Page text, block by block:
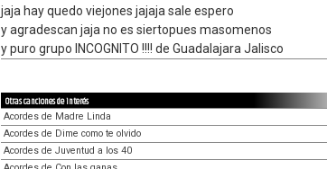
jaja hay quedo viejones jajaja sale espero
y agradescan jaja no es siertopues masomenos
y puro grupo INCOGNITO !!!! de Guadalajara Jalisco
Otras canciones de interés
Acordes de Madre Linda
Acordes de Dime como te olvido
Acordes de Juventud a los 40